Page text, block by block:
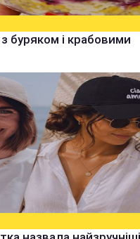
буряком і крабовими